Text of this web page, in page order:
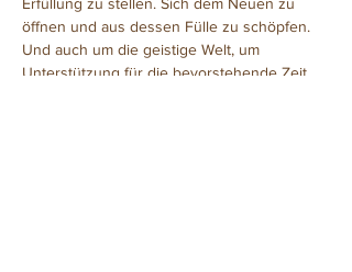
öffnen und aus dessen Fülle zu schöpfen.
Und auch um die geistige Welt, um
Unterstützung für die bevorstehende Zeit